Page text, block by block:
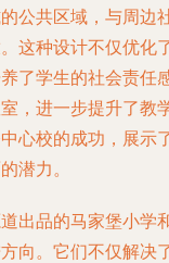
公共区域，与周边
这种设计不仅优化
了学生的社会责任
，进一步提升了教
心校的成功，展示
潜力。
出品的马家堡小学
向。它们不仅解决